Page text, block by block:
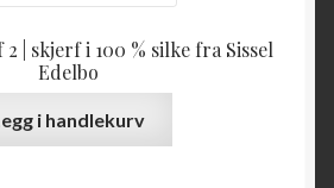
| skjerf i 100 % silke fra Sissel
Edelbo
i handlekurv